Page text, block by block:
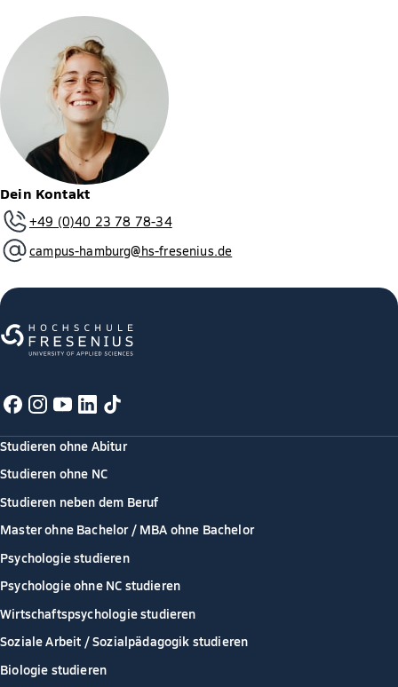
Dein Kontakt
+49 (0)40 23 78 78-34
campus-hamburg@hs-fresenius.de
Studieren ohne Abitur
Studieren ohne NC
Studieren neben dem Beruf
Master ohne Bachelor / MBA ohne Bachelor
Psychologie studieren
Psychologie ohne NC studieren
Wirtschaftspsychologie studieren
Soziale Arbeit / Sozialpädagogik studieren
Biologie studieren